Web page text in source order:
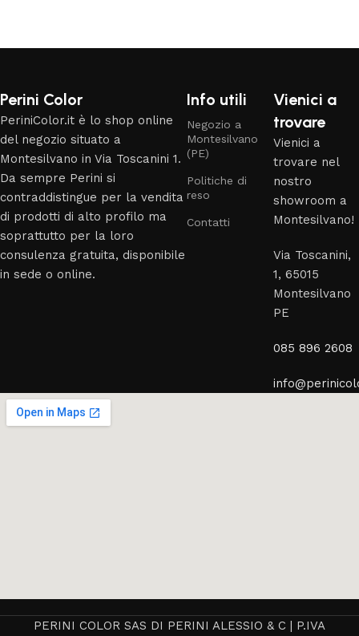
Perini Color
PeriniColor.it è lo shop online
del negozio situato a
Montesilvano in Via Toscanini 1.
Da sempre Perini si
contraddistingue per la vendita
di prodotti di alto profilo ma
soprattutto per la loro
consulenza gratuita, disponibile
in sede o online.
Info utili
Negozio a
Montesilvano
(PE)
Politiche di
reso
Contatti
Vienici a
trovare
Vienici a
trovare nel
nostro
showroom a
Montesilvano!
Via Toscanini,
1, 65015
Montesilvano
PE
085 896 2608
PERINI COLOR SAS DI PERINI ALESSIO & C | P.IVA